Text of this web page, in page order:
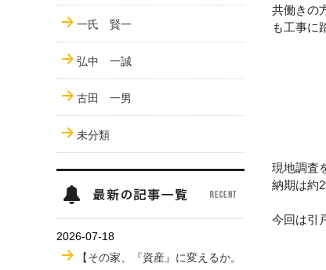
共働きの
も工事に
現地調査
納期は約
今回は引
一氏 賢一
弘中 一誠
古田 一男
未分類
2026-07-18
【その家、『資産』に変えるか。